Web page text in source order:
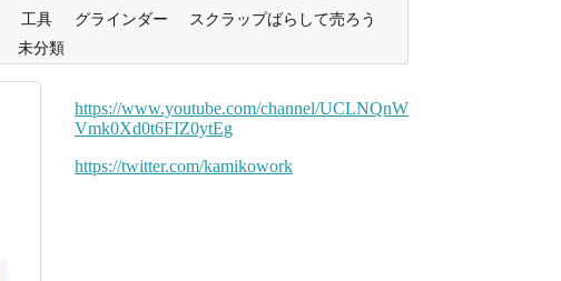
工具 グラインダー
スクラップばらして売ろう
未分類
https://www.youtube.com/channel/UCLNQnW
Vmk0Xd0t6FIZ0ytEg
https://twitter.com/kamikowork